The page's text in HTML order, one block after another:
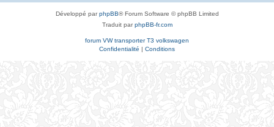
Développé parphpBB® Forum Software © phpBB Limited
Traduit parphpBB-fr.com
forum VW transporter T3 volkswagen
Confidentialité | Conditions